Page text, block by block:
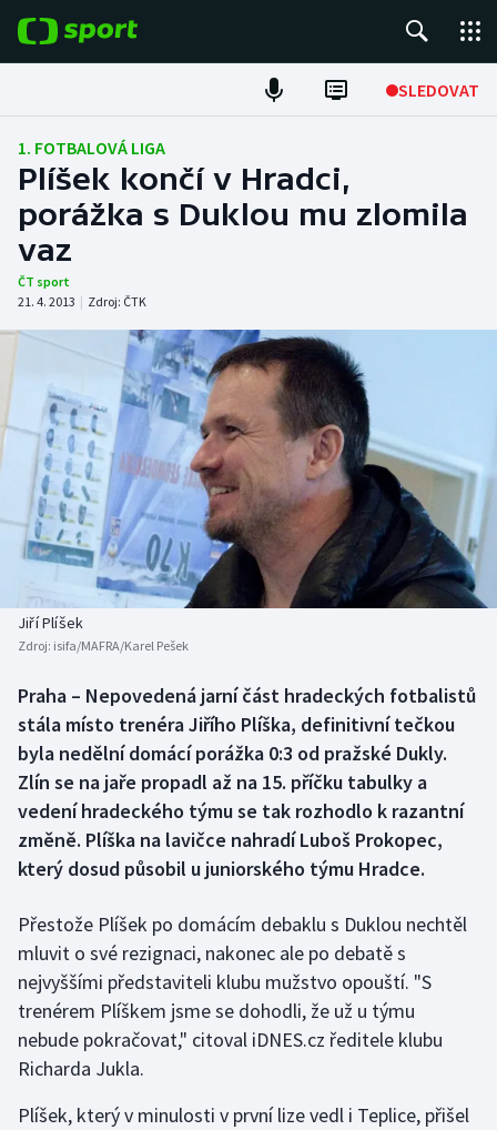
SLEDOVAT
Fotbal
Hokej
Tenis
Atletika
Cyklistika
DALŠÍ SPORTY
Americký fotbal
Baseball a softbal
Basketbal
Biatlon
Box
Curling
Dostihy
Florbal
Golf
Gymnastika
NEPŘEHLÉDNĚTE
Soutěže
Historické návraty
Aplikace ČT sport
1. FOTBALOVÁ LIGA
Plíšek končí v Hradci,
porážka s Duklou mu zlomila
vaz
ČT sport
21. 4. 2013 | Zdroj: ČTK
Jiří Plíšek
Zdroj: isifa/MAFRA/Karel Pešek
Praha – Nepovedená jarní část hradeckých fotbalistů
stála místo trenéra Jiřího Plíška, definitivní tečkou
byla nedělní domácí porážka 0:3 od pražské Dukly.
Zlín se na jaře propadl až na 15. příčku tabulky a
vedení hradeckého týmu se tak rozhodlo k razantní
změně. Plíška na lavičce nahradí Luboš Prokopec,
který dosud působil u juniorského týmu Hradce.
Přestože Plíšek po domácím debaklu s Duklou nechtěl
mluvit o své rezignaci, nakonec ale po debatě s
nejvyššími představiteli klubu mužstvo opouští. "S
trenérem Plíškem jsme se dohodli, že už u týmu
nebude pokračovat," citoval iDNES.cz ředitele klubu
Richarda Jukla.
Plíšek, který v minulosti v první lize vedl i Teplice, přišel